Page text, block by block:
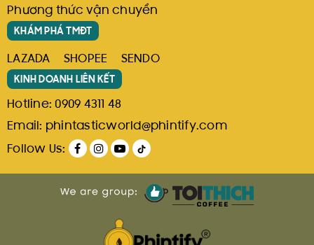
Phương thức vận chuyển
KHÁM PHÁ TMĐT
LAZADA SHOPEE SENDO
KINH DOANH LIÊN KẾT
Hotline: 0909 4311 48
Email: phintasticworld@phintify.com
Follow Us: